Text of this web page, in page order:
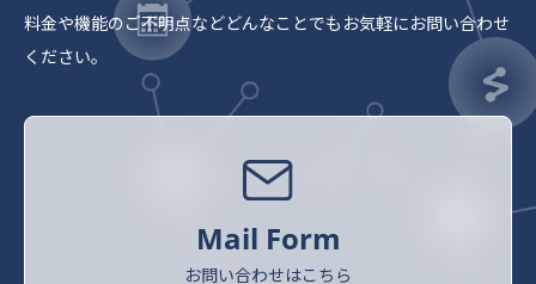
料金や機能のご不明点などどんなことでもお気軽にお問い合わせ
ください。
Mail Form
お問い合わせはこちら